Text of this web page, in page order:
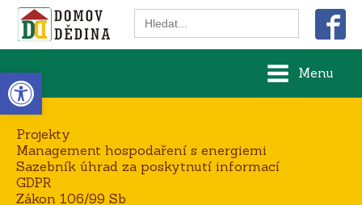
Open toolbar
Search
for:
Menu
Projekty
Management hospodaření s energiemi
Sazebník úhrad za poskytnutí informací
GDPR
Zákon 106/99 Sb